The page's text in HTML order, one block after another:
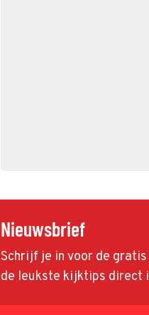
Nieuwsbrief
Schrijf je in voor de
de leukste kijktips direct